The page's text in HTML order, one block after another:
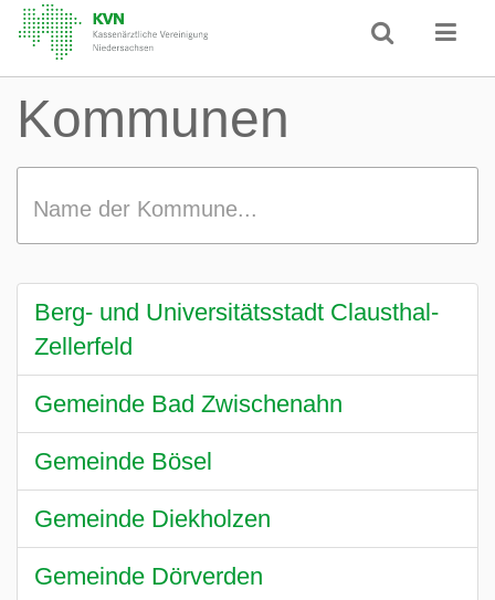
Kommunen
Name der Kommune...
Berg- und Universitätsstadt Clausthal-
Zellerfeld
Gemeinde Bad Zwischenahn
Gemeinde Bösel
Gemeinde Diekholzen
Gemeinde Dörverden